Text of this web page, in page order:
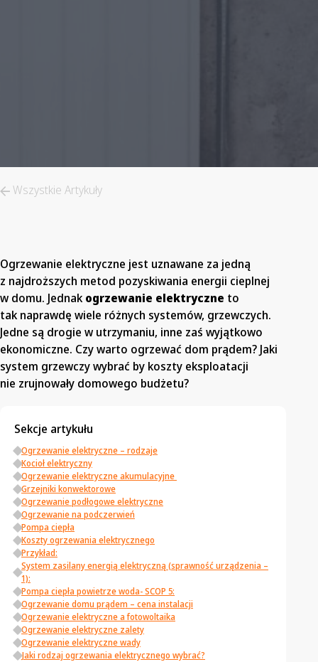
Wszystkie Artykuły
Ogrzewanie elektryczne jest uznawane za jedną
z najdroższych metod pozyskiwania energii cieplnej
w domu. Jednak ogrzewanie elektryczne to
tak naprawdę wiele różnych systemów, grzewczych.
Jedne są drogie w utrzymaniu, inne zaś wyjątkowo
ekonomiczne. Czy warto ogrzewać dom prądem? Jaki
system grzewczy wybrać by koszty eksploatacji
nie zrujnowały domowego budżetu?
Sekcje artykułu
Ogrzewanie elektryczne – rodzaje
Kocioł elektryczny
Ogrzewanie elektryczne akumulacyjne
Grzejniki konwektorowe
Ogrzewanie podłogowe elektryczne
Ogrzewanie na podczerwień
Pompa ciepła
Koszty ogrzewania elektrycznego
Przykład:
System zasilany energią elektryczną (sprawność urządzenia –
1):
Pompa ciepła powietrze woda- SCOP 5:
Ogrzewanie domu prądem – cena instalacji
Ogrzewanie elektryczne a fotowoltaika
Ogrzewanie elektryczne zalety
Ogrzewanie elektryczne wady
Jaki rodzaj ogrzewania elektrycznego wybrać?